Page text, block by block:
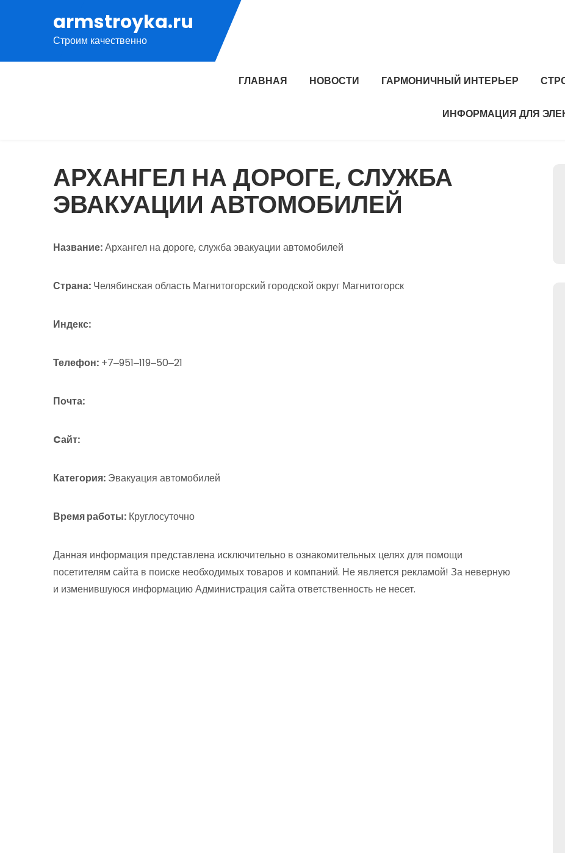
содержимому
armstroyka.ru
Строим качественно
ГЛАВНАЯ НОВОСТИ ГАРМОНИЧНЫЙ ИНТЕРЬЕР
ИНФОРМАЦИЯ ДЛЯ
АРХАНГЕЛ НА ДОРОГЕ, СЛУЖБА
ЭВАКУАЦИИ АВТОМОБИЛЕЙ
Название:Архангел на дороге, служба эвакуации автомобилей
Страна: Челябинская область Магнитогорский городской округ Магнитогорск
Индекс:
Телефон: +7‒951‒119‒50‒21
Почта:
Cайт:
Категория: Эвакуация автомобилей
Время работы: Круглосуточно
Данная информация представлена исключительно в ознакомительных целях для помощи
посетителям сайта в поиске необходимых товаров и компаний. Не является рекламой! За неверную
и изменившуюся информацию Администрация сайта ответственность не несет.